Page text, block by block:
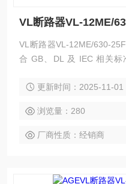
VL断路器VL-12ME/
VL断路器VL-12ME/630-25F 210mm AEG 真
合 GB、DL 及 IEC 相关标
制，特别适用于新建或改扩
更新时间：2025-11-01
浏览量：280
厂商性质：经销商